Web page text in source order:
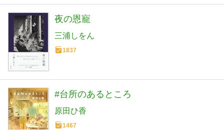
夜の恩寵
三浦しをん
1837
#台所のあるところ
原田ひ香
1467